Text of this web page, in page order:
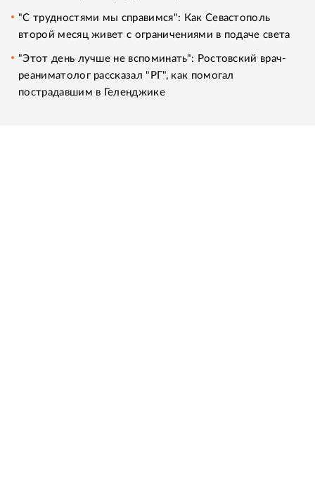
"С трудностями мы справимся": Как Севастополь
второй месяц живет с ограничениями в подаче света
"Этот день лучше не вспоминать": Ростовский врач-
реаниматолог рассказал "РГ", как помогал
пострадавшим в Геленджике